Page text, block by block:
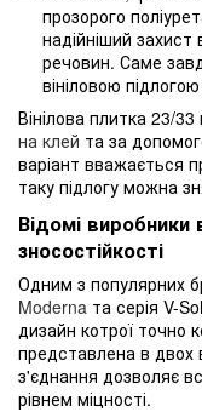
прозорого
надійніший захист
речовин. Саме
вініловою
Вінілова плитка 23/
на клей та за
варіант вважається
таку підлогу можна
Відомі виробники
зносостійкості
Одним з популярних
Moderna та серія V-
дизайн котрої точно
представлена в двох
з'єднання дозволяє
рівнем міцності.